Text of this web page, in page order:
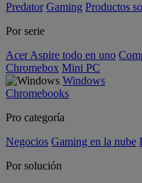
Predator Gaming Productos
Por serie
Acer Aspire todo en uno
Chromebox Mini PC
Windows
Chromebooks
Pro categoría
Negocios Gaming en la nube
Por solución